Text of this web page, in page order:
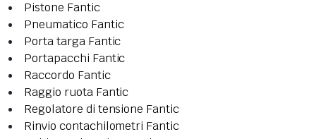
Pistone Fantic
Pneumatico Fantic
Porta targa Fantic
Portapacchi Fantic
Raccordo Fantic
Raggio ruota Fantic
Regolatore di tensione Fantic
Rinvio contachilometri Fantic